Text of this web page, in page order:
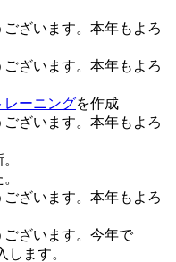
ざいます。本年もよろ
ざいます。本年もよろ
レーニングを作成
ざいます。本年もよろ
ざいます。本年もよろ
ざいます。今年で
します。